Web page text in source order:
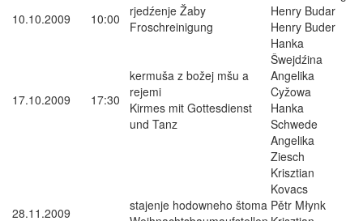
10.10.2009
10:00
rjedźenje Žaby
Froschreinigung
Henry Budar
Henry Buder
17.10.2009 17:30
kermuša z božej mšu a
rejemi
Kirmes mit Gottesdienst
und Tanz
Hanka
Šwejdźina
Angelika
Cyžowa
Hanka
Schwede
Angelika
Ziesch
28.11.2009
stajenje hodowneho štoma
Krisztian
Kovacs
Pětr Młynk